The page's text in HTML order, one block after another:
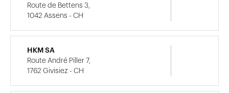
Route de Bettens 3,
1042 Assens - CH
HKM SA
Route André Piller 7,
1762 Givisiez - CH